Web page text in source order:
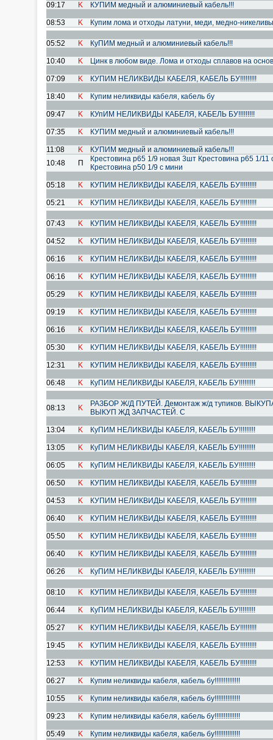
09:17 K КУПИМ медный и алюминиевый кабель!!!
08:53 K Купим лома и отходы латуни, меди, медно-
05:52 K КуПИМ медный и алюминиевый кабель!!!
10:40 K Цинк в любом виде. Лома и отходы сплавов на
07:09 K КУПИМ НЕЛИКВИДЫ КАБЕЛЯ, КАБЕЛЬ БУ!!!!!!!!!
18:40 K Купим неликвиды кабеля, кабель бу
09:47 K КУпИМ НЕЛИКВИДЫ КАБЕЛЯ, КАБЕЛЬ БУ!!!!!!!!!
07:35 K КУПИМ медный и алюминиевый кабель!!!
11:08 K
КУПИМ медный и алюминиевый кабель!!!
10:48
П
Крестовина р65 1/9 новая 3шт Крестовина р65 1/
Крестовина р50 1/9 с мини
05:18 K КУПИМ НЕЛИКВИДЫ КАБЕЛЯ, КАБЕЛЬ БУ!!!!!!!!!
05:21 K КУПИМ НЕЛИКВИДЫ КАБЕЛЯ, КАБЕЛЬ БУ!!!!!!!!!
07:43 K КУПИМ НЕЛИКВИДЫ КАБЕЛЯ, КАБЕЛЬ БУ!!!!!!!!!
04:52 K КУПИМ НЕЛИКВИДЫ КАБЕЛЯ, КАБЕЛЬ БУ!!!!!!!!!
06:16 K КУПИМ НЕЛИКВИДЫ КАБЕЛЯ, КАБЕЛЬ БУ!!!!!!!!!
06:16 K КУПИМ НЕЛИКВИДЫ КАБЕЛЯ, КАБЕЛЬ БУ!!!!!!!!!
05:29 K КУПИМ НЕЛИКВИДЫ КАБЕЛЯ, КАБЕЛЬ БУ!!!!!!!!!
09:19 K КУПИМ НЕЛИКВИДЫ КАБЕЛЯ, КАБЕЛЬ БУ!!!!!!!!!
06:16 K КУПИМ НЕЛИКВИДЫ КАБЕЛЯ, КАБЕЛЬ БУ!!!!!!!!!
05:30 K КУПИМ НЕЛИКВИДЫ КАБЕЛЯ, КАБЕЛЬ БУ!!!!!!!!!
12:31 K КУПИМ НЕЛИКВИДЫ КАБЕЛЯ, КАБЕЛЬ БУ!!!!!!!!!
06:48 K КуПИМ НЕЛИКВИДЫ КАБЕЛЯ, КАБЕЛЬ БУ!!!!!!!!!
08:13 K
РАЗБОР Ж/Д ПУТЕЙ. Демонтаж ж/д тупиков.
ВЫКУП ЖД ЗАПЧАСТЕЙ. С
13:04 K КуПИМ НЕЛИКВИДЫ КАБЕЛЯ, КАБЕЛЬ БУ!!!!!!!!!
13:05 K КуПИМ НЕЛИКВИДЫ КАБЕЛЯ, КАБЕЛЬ БУ!!!!!!!!!
06:05 K КуПИМ НЕЛИКВИДЫ КАБЕЛЯ, КАБЕЛЬ БУ!!!!!!!!!
06:50 K КУПИМ НЕЛИКВИДЫ КАБЕЛЯ, КАБЕЛЬ БУ!!!!!!!!!
04:53 K КУПИМ НЕЛИКВИДЫ КАБЕЛЯ, КАБЕЛЬ БУ!!!!!!!!!
06:40 K КУПИМ НЕЛИКВИДЫ КАБЕЛЯ, КАБЕЛЬ БУ!!!!!!!!!
05:50 K КУПИМ НЕЛИКВИДЫ КАБЕЛЯ, КАБЕЛЬ БУ!!!!!!!!!
06:40 K КУПИМ НЕЛИКВИДЫ КАБЕЛЯ, КАБЕЛЬ БУ!!!!!!!!!
06:26 K КуПИМ НЕЛИКВИДЫ КАБЕЛЯ, КАБЕЛЬ БУ!!!!!!!!!
08:10 K КУПИМ НЕЛИКВИДЫ КАБЕЛЯ, КАБЕЛЬ БУ!!!!!!!!!
06:44 K КуПИМ НЕЛИКВИДЫ КАБЕЛЯ, КАБЕЛЬ БУ!!!!!!!!!
05:27 K КУПИМ НЕЛИКВИДЫ КАБЕЛЯ, КАБЕЛЬ БУ!!!!!!!!!
19:45 K КУПИМ НЕЛИКВИДЫ КАБЕЛЯ, КАБЕЛЬ БУ!!!!!!!!!
12:53 K КУПИМ НЕЛИКВИДЫ КАБЕЛЯ, КАБЕЛЬ БУ!!!!!!!!!
06:27 K Купим неликвиды кабеля, кабель бу!!!!!!!!!!!!!!
10:55 K Купим неликвиды кабеля, кабель бу!!!!!!!!!!!!!!
09:23 K Купим неликвиды кабеля, кабель бу!!!!!!!!!!!!!!
05:49 K Купим неликвиды кабеля, кабель бу!!!!!!!!!!!!!!